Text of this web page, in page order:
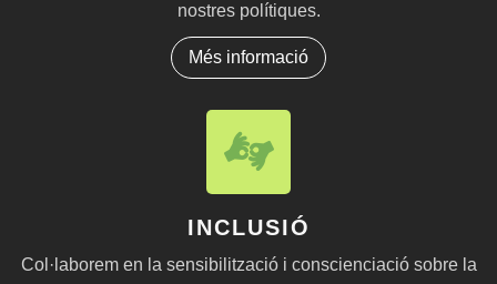
nostres polítiques.
Més informació
INCLUSIÓ
Col·laborem en la sensibilització i conscienciació sobre la